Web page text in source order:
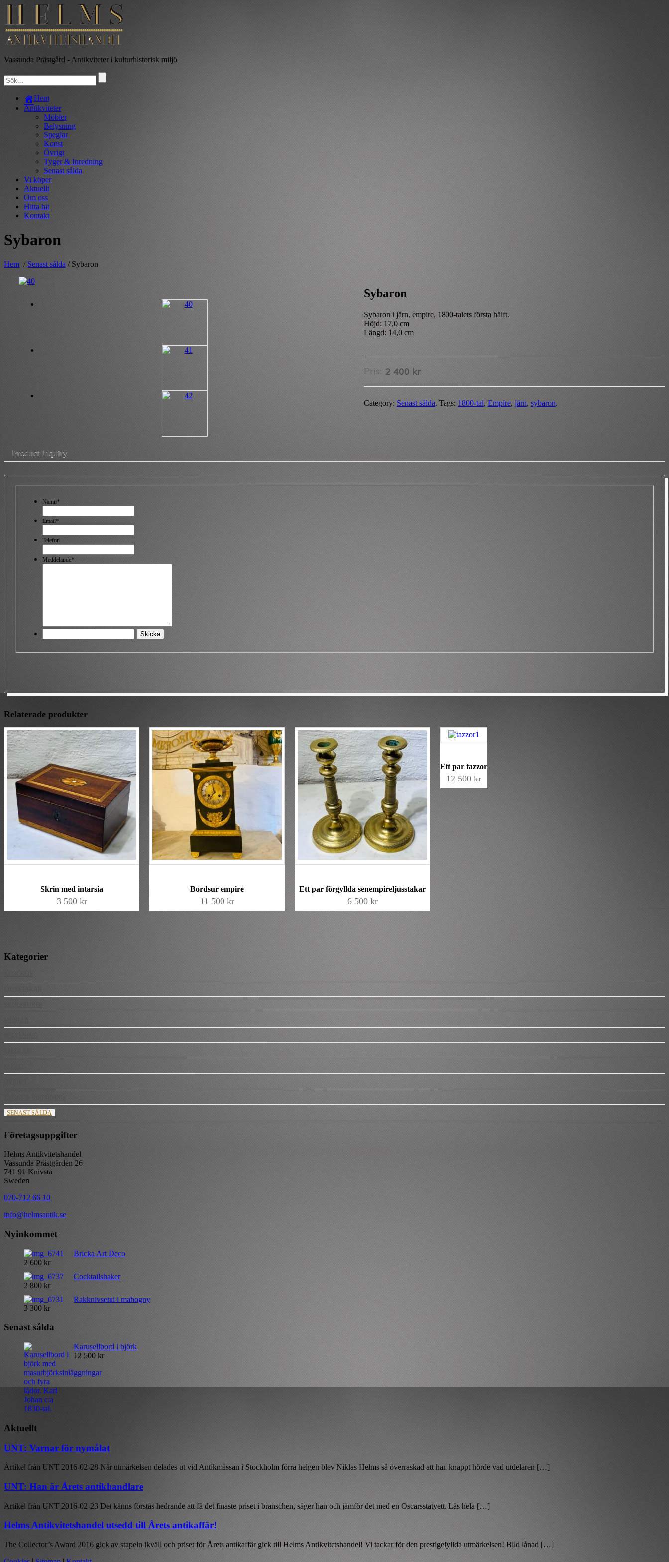
Vassunda Prästgård - Antikviteter i kulturhistorisk miljö
Hem
Antikviteter
Möbler
Belysning
Speglar
Konst
Övrigt
Tyger & Inredning
Senast sålda
Vi köper
Aktuellt
Om oss
Hitta hit
Kontakt
Sybaron
Hem / Senast sålda / Sybaron
Sybaron
Sybaron i järn, empire, 1800-talets första hälft.
Höjd: 17,0 cm
Längd: 14,0 cm
Pris: 2 400 kr
Category: Senast sålda. Tags: 1800-tal, Empire, järn, sybaron.
Product Inquiry
Namn*
Email*
Telefon
Meddelande*
Relaterade produkter
Skrin med intarsia
3 500 kr
Bordsur empire
11 500 kr
Ett par förgyllda senempireljusstakar
6 500 kr
Ett par tazzor
12 500 kr
Kategorier
SENAST SÅLDA
Företagsuppgifter
Helms Antikvitetshandel
Vassunda Prästgården 26
741 91 Knivsta
Sweden
070-712 66 10
info@helmsantik.se
Nyinkommet
Bricka Art Deco
2 600 kr
Cocktailshaker
2 800 kr
Rakknivsetui i mahogny
3 300 kr
Senast sålda
Karusellbord i björk
12 500 kr
Aktuellt
UNT: Varnar för nymålat
Artikel från UNT 2016-02-28 När utmärkelsen delades ut vid Antikmässan i Stockholm förra helgen blev Niklas Helms så överraskad att han knappt hörde vad utdelaren […]
UNT: Han är Årets antikhandlare
Artikel från UNT 2016-02-23 Det känns förstås hedrande att få det finaste priset i branschen, säger han och jämför det med en Oscarsstatyett. Läs hela […]
Helms Antikvitetshandel utsedd till Årets antikaffär!
The Collector’s Award 2016 gick av stapeln ikväll och priset för Årets antikaffär gick till Helms Antikvitetshandel! Vi tackar för den prestigefyllda utmärkelsen! Bild lånad […]